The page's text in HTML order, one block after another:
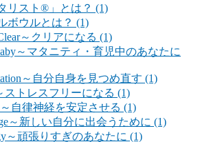
リスト®」とは？ (1)
ボウルとは？ (1)
～クリアになる (1)
～マタニティ・育児中のあなたに
～自分自身を見つめ直す (1)
トレスフリーになる (1)
自律神経を安定させる (1)
～新しい自分に出会うために (1)
～頑張りすぎのあなたに (1)